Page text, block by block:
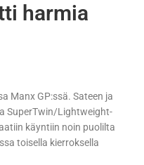
harmia
Manx GP:ssä. Sateen ja
SuperTwin/Lightweight-
käyntiin noin puolilta
toisella kierroksella